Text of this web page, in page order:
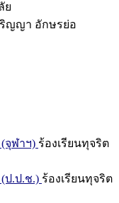
ย
ญญา อักษรย่อ
จุฬาฯ) ร้องเรียนทุจริต
ป.ป.ช.) ร้องเรียนทุจริต